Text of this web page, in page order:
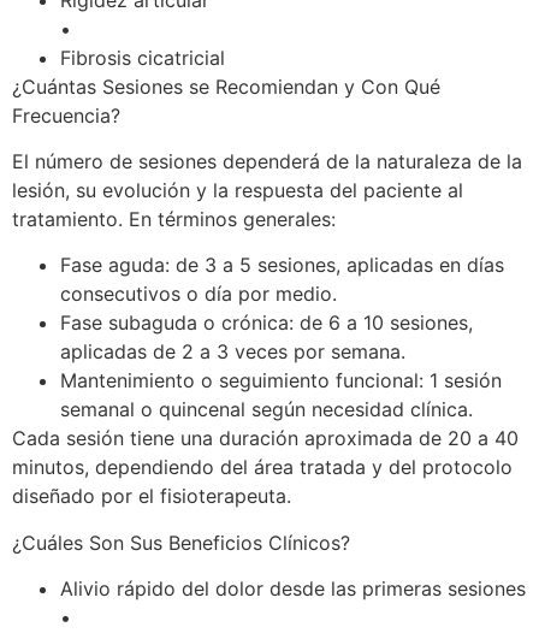
•
Fibrosis cicatricial
¿Cuántas Sesiones se Recomiendan y Con Qué
Frecuencia?
El número de sesiones dependerá de la naturaleza de la
lesión, su evolución y la respuesta del paciente al
tratamiento. En términos generales:
Fase aguda: de 3 a 5 sesiones, aplicadas en días
consecutivos o día por medio.
Fase subaguda o crónica: de 6 a 10 sesiones,
aplicadas de 2 a 3 veces por semana.
Mantenimiento o seguimiento funcional: 1 sesión
semanal o quincenal según necesidad clínica.
Cada sesión tiene una duración aproximada de 20 a 40
minutos, dependiendo del área tratada y del protocolo
diseñado por el fisioterapeuta.
¿Cuáles Son Sus Beneficios Clínicos?
Alivio rápido del dolor desde las primeras sesiones
•